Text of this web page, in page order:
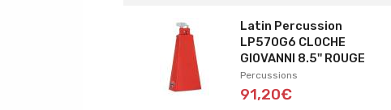
Latin Percussion
LP570G6 CLOCHE
GIOVANNI 8.5'' ROUGE
Percussions
91,20€